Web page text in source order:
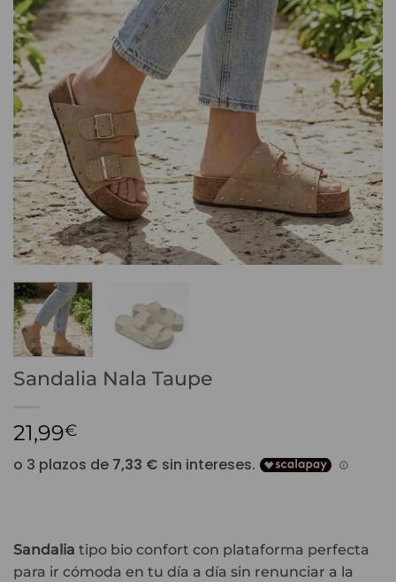
Sandalia Nala Taupe
21,99€
Sandalia tipo bio confort con plataforma perfecta
para ir cómoda en tu día a día sin renunciar a la